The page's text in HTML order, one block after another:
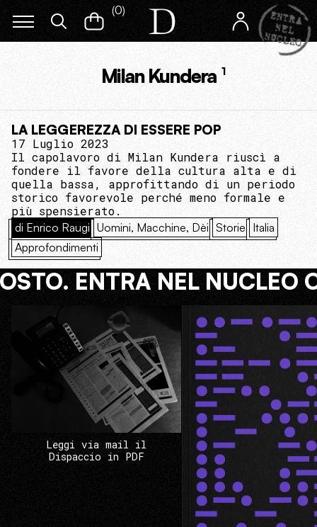
(0)
Milan Kundera 1
LA LEGGEREZZA DI ESSERE POP
17 Luglio 2023
Il capolavoro di Milan Kundera riuscì a
fondere il favore della cultura alta e di
quella bassa, approfittando di un periodo
storico favorevole perché meno formale e
più spensierato.
di Enrico Raugi Uomini, Macchine, Dèi Storie Italia
Approfondimenti
ENTRA NEL NUCLEO
Leggi via mail il
Dispaccio in PDF